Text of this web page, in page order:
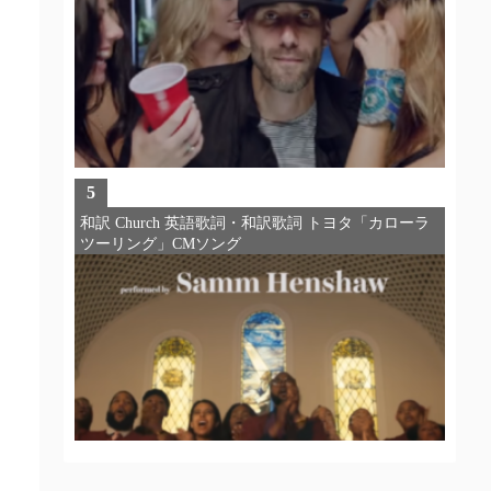
5
和訳 Church 英語歌詞・和訳歌詞 トヨタ「カローラ
ツーリング」CMソング